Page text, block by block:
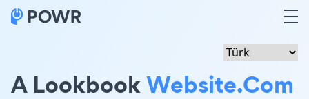
A LookbookWebsite.com